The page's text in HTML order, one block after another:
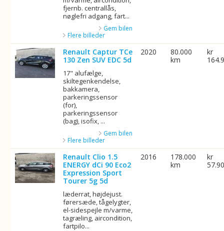
fjernb. centrallås,
nøglefri adgang, fart...
Gem bilen
Flere billeder
Renault Captur TCe
130 Zen SUV EDC 5d
17" alufælge,
skiltegenkendelse,
bakkamera,
parkeringssensor
(for),
parkeringssensor
(bag), isofix, ...
Gem bilen
Flere billeder
2020
80.000
km
kr
Renault Clio 1.5
ENERGY dCi 90 Eco2
Expression Sport
Tourer 5g 5d
læderrat, højdejust.
førersæde, tågelygter,
el-sidespejle m/varme,
tagræling, aircondition,
fartpilo...
2016
178.000
km
kr